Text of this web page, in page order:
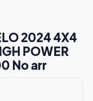
2024 4X4
POWER
No arr